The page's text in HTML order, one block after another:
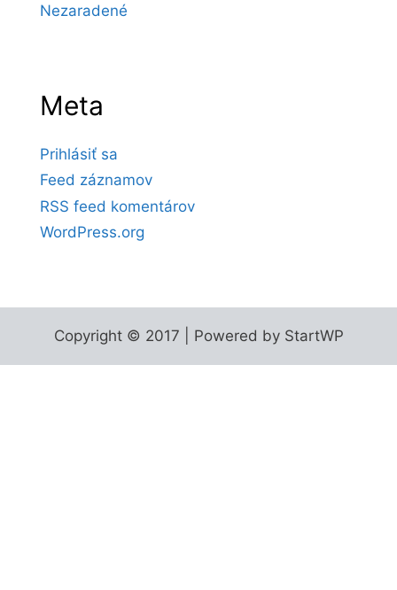
Nezaradené
Meta
Prihlásiť sa
Feed záznamov
RSS feed komentárov
WordPress.org
Copyright © 2017 | Powered by StartWP